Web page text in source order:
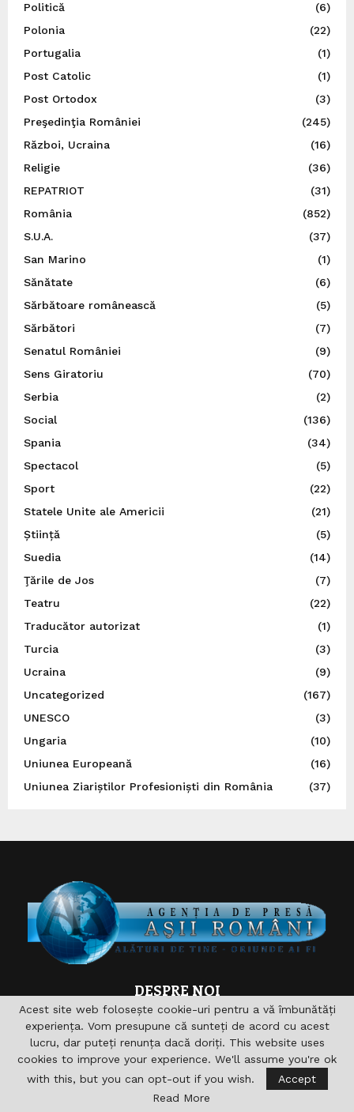
Politică
(6)
Polonia
(22)
Portugalia
(1)
Post Catolic
(1)
Post Ortodox
(3)
Preşedinţia României
(245)
Război, Ucraina
(16)
Religie
(36)
REPATRIOT
(31)
România
(852)
S.U.A.
(37)
San Marino
(1)
Sănătate
(6)
Sărbătoare românească
(5)
Sărbători
(7)
Senatul României
(9)
Sens Giratoriu
(70)
Serbia
(2)
Social
(136)
Spania
(34)
Spectacol
(5)
Sport
(22)
Statele Unite ale Americii
(21)
Știință
(5)
Suedia
(14)
Ţările de Jos
(7)
Teatru
(22)
Traducător autorizat
(1)
Turcia
(3)
Ucraina
(9)
Uncategorized
(167)
UNESCO
(3)
Ungaria
(10)
Uniunea Europeană
(16)
Uniunea Ziariștilor Profesioniști din România
(37)
DESPRE NOI
Asociaţia are drept scop , aprofundarea si consolidarea
relaţiilor germane-române şi în acelaşi timp îndeplinirea şi
sprijinirea diferitelor acţiuni pentru domeniile formare,
cultură, sport, radio, Informaţie şi de asemenea realizarea
accesului către noile căi de comunicare. nu vizeaza in
primul rand obtinerea unui profit economic.
Acest site web folosește cookie-uri pentru a vă îmbunătăți
experiența. Vom presupune că sunteți de acord cu acest
lucru, dar puteți renunța dacă doriți. This website uses
cookies to improve your experience. We'll assume you're ok
with this, but you can opt-out if you wish.
Accept
Read More